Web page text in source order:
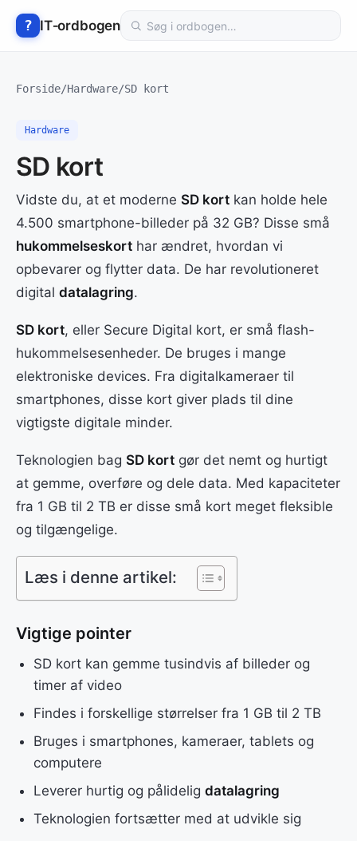
? IT‑ordbogenSøg
Forside/Hardware/SD kort
Hardware
SD kort
Vidste du, at et moderne SD kort kan holde hele
4.500 smartphone-billeder på 32 GB? Disse små
hukommelseskort har ændret, hvordan vi
opbevarer og flytter data. De har revolutioneret
digital datalagring.
SD kort, eller Secure Digital kort, er små flash-
hukommelsesenheder. De bruges i mange
elektroniske devices. Fra digitalkameraer til
smartphones, disse kort giver plads til dine
vigtigste digitale minder.
Teknologien bag SD kort gør det nemt og hurtigt
at gemme, overføre og dele data. Med kapaciteter
fra 1 GB til 2 TB er disse små kort meget fleksible
og tilgængelige.
Læs i denne artikel:
Vigtige pointer
SD kort kan gemme tusindvis af billeder og
timer af video
Findes i forskellige størrelser fra 1 GB til 2 TB
Bruges i smartphones, kameraer, tablets og
computere
Leverer hurtig og pålidelig datalagring
Teknologien fortsætter med at udvikle sig